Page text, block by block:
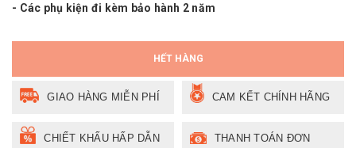
- Các phụ kiện đi kèm bảo hành 2 năm
HẾT HÀNG
GIAO HÀNG MIỄN PHÍ CAM KẾT CHÍNH HÃNG
CHIẾT KHẤU HẤP DẪN
THANH TOÁN ĐƠN